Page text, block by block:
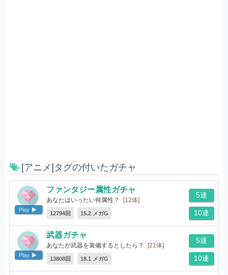
[アニメ]タグの付いたガチャ
Play
ファンタジー属性ガチャ
あなたはいったい何属性？ [12体]
12794回 15.2 メガG
5連
10連
Play
武器ガチャ
あなたが武器を装備するとしたら？ [21体]
13808回 18.1 メガG
5連
10連